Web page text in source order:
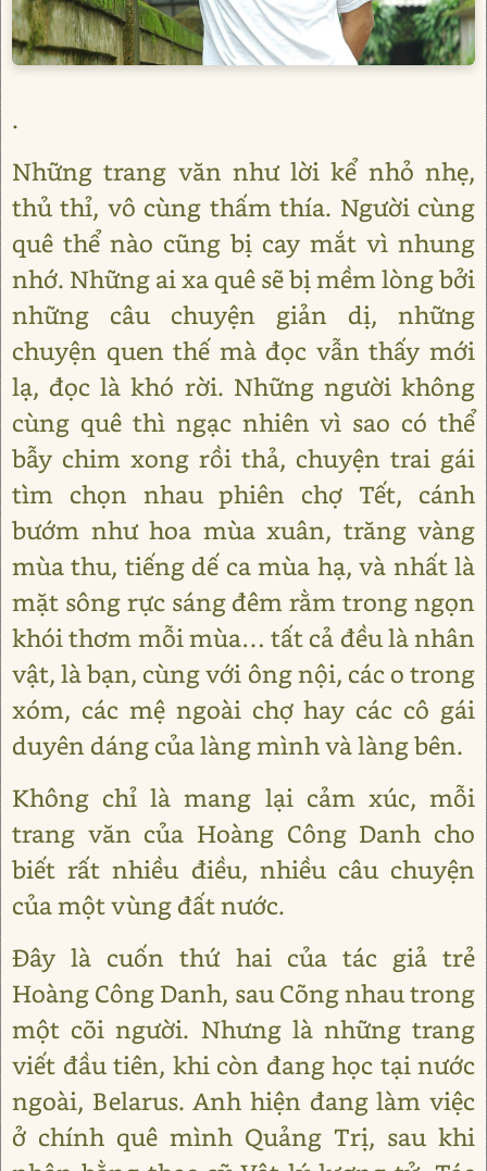
.
Những trang văn như lời kể nhỏ nhẹ,
thủ thỉ, vô cùng thấm thía. Người cùng
quê thể nào cũng bị cay mắt vì nhung
nhớ. Những ai xa quê sẽ bị mềm lòng bởi
những câu chuyện giản dị, những
chuyện quen thế mà đọc vẫn thấy mới
lạ, đọc là khó rời. Những người không
cùng quê thì ngạc nhiên vì sao có thể
bẫy chim xong rồi thả, chuyện trai gái
tìm chọn nhau phiên chợ Tết, cánh
bướm như hoa mùa xuân, trăng vàng
mùa thu, tiếng dế ca mùa hạ, và nhất là
mặt sông rực sáng đêm rằm trong ngọn
khói thơm mỗi mùa… tất cả đều là nhân
vật, là bạn, cùng với ông nội, các o trong
xóm, các mệ ngoài chợ hay các cô gái
duyên dáng của làng mình và làng bên.
Không chỉ là mang lại cảm xúc, mỗi
trang văn của Hoàng Công Danh cho
biết rất nhiều điều, nhiều câu chuyện
của một vùng đất nước.
Đây là cuốn thứ hai của tác giả trẻ
Hoàng Công Danh, sau Cõng nhau trong
một cõi người. Nhưng là những trang
viết đầu tiên, khi còn đang học tại nước
ngoài, Belarus. Anh hiện đang làm việc
ở chính quê mình Quảng Trị, sau khi